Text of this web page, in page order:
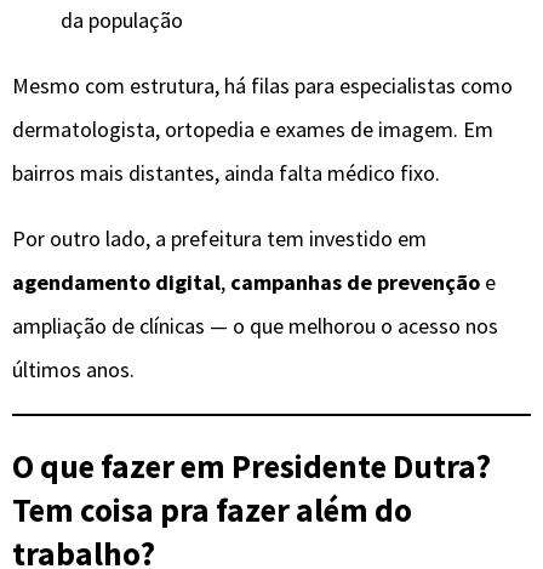
da população
Mesmo com estrutura, há filas para especialistas como
dermatologista, ortopedia e exames de imagem. Em
bairros mais distantes, ainda falta médico fixo.
Por outro lado, a prefeitura tem investido em
agendamento digital, campanhas de prevenção e
ampliação de clínicas — o que melhorou o acesso nos
últimos anos.
O que fazer em Presidente Dutra?
Tem coisa pra fazer além do
trabalho?